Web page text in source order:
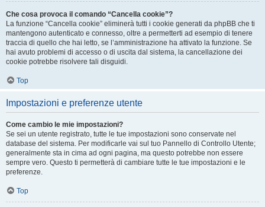
Che cosa provoca il comando “Cancella cookie”?
La funzione “Cancella cookie” eliminerà tutti i cookie generati da phpBB che ti
mantengono autenticato e connesso, oltre a permetterti ad esempio di tenere
traccia di quello che hai letto, se l’amministrazione ha attivato la funzione. Se
hai avuto problemi di accesso o di uscita dal sistema, la cancellazione dei
cookie potrebbe risolvere tali disguidi.
Top
Impostazioni e preferenze utente
Come cambio le mie impostazioni?
Se sei un utente registrato, tutte le tue impostazioni sono conservate nel
database del sistema. Per modificarle vai sul tuo Pannello di Controllo Utente;
generalmente sta in cima ad ogni pagina, ma questo potrebbe non essere
sempre vero. Questo ti permetterà di cambiare tutte le tue impostazioni e le
preferenze.
Top